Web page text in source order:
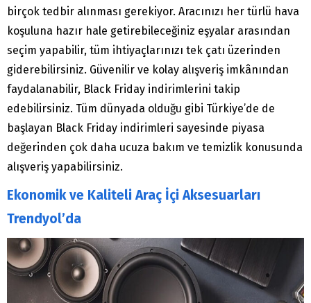
birçok tedbir alınması gerekiyor. Aracınızı her türlü hava
koşuluna hazır hale getirebileceğiniz eşyalar arasından
seçim yapabilir, tüm ihtiyaçlarınızı tek çatı üzerinden
giderebilirsiniz. Güvenilir ve kolay alışveriş imkânından
faydalanabilir, Black Friday indirimlerini takip
edebilirsiniz. Tüm dünyada olduğu gibi Türkiye’de de
başlayan Black Friday indirimleri sayesinde piyasa
değerinden çok daha ucuza bakım ve temizlik konusunda
alışveriş yapabilirsiniz.
Ekonomik ve Kaliteli Araç İçi Aksesuarları
Trendyol’da